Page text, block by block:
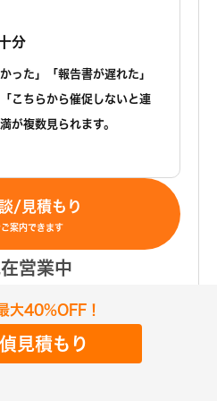
大40%OFF！
見積もり
分
った」「報告書が遅れた」
こちらから催促しないと連
が複数見られます。
/見積もり
案内できます
営業中
所